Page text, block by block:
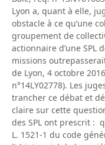
Lyon a, quant à elle,
obstacle à ce qu’une
groupement de
actionnaire d’une
missions
de Lyon, 4 octobre
n°14LY02778). Les
trancher ce débat et
claire sur cette
des SPL ont prescrit :
L. 1521-1 du code